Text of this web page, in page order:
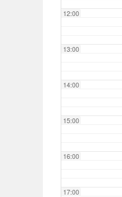
12:00
13:00
14:00
15:00
16:00
17:00